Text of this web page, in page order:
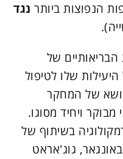
הנפוצות ביותר נגד
של
שלו לטיפול
של המחקר
ויחיד מסוגו.
בשיתוף של
גוג'אראט